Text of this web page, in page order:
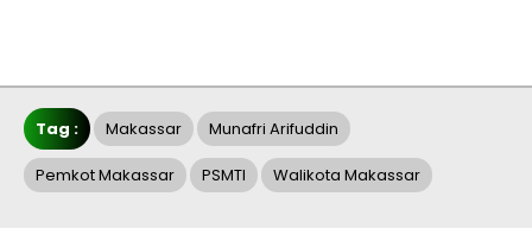
Tag : Makassar Munafri Arifuddin
Pemkot Makassar PSMTI Walikota Makassar